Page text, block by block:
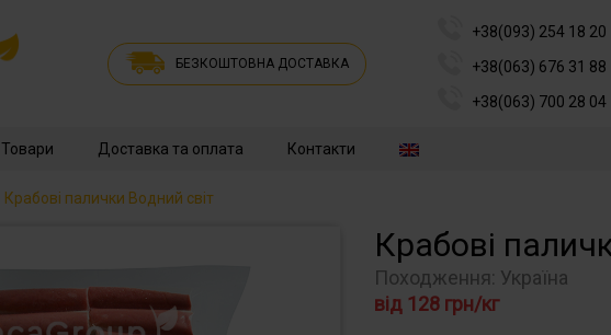
БЕЗКОШТОВНА ДОСТАВКА
+38(093) 254 18 20
+38(063) 676 31 88
+38(063) 700 28 04
Товари Доставка та оплата Контакти
Крабові палички Водний світ
Крабові
Походження: Україна
від 128грн/кг